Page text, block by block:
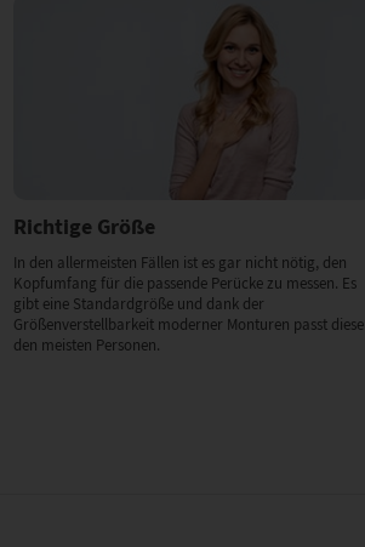
Richtige Größe
In den allermeisten Fällen ist es gar nicht nötig, den
Kopfumfang für die passende Perücke zu messen. Es
gibt eine Standardgröße und dank der
Größenverstellbarkeit moderner Monturen passt diese
den meisten Personen.